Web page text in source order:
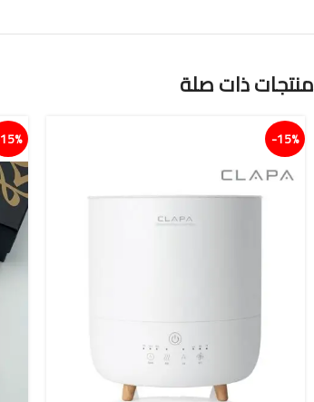
منتجات ذات صلة
15%-
15%-